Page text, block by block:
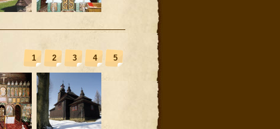
1 2 3 4 5